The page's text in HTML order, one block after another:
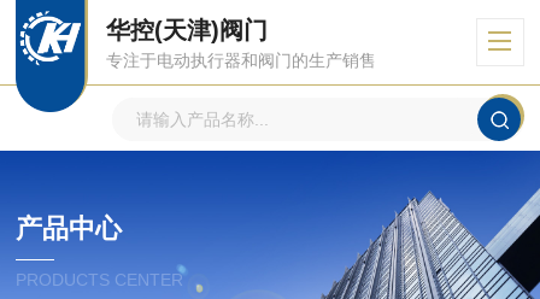
华控(天津)阀门
专注于电动执行器和阀门的生产销售
产品中心
PRODUCTS CENTER